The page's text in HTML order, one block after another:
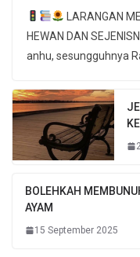
LARANGAN
HEWAN DAN
BOLEHKAH
AYAM
15 September 2025